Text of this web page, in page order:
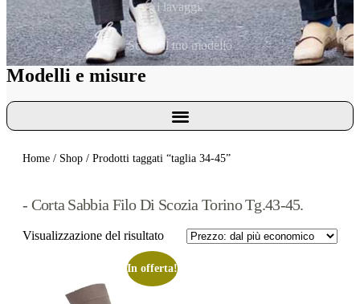
i lavaggi.
Scegli il tuo modello
Modelli e misure
Home / Shop / Prodotti taggati “taglia 34-45”
- Corta Sabbia Filo Di Scozia Torino Tg.43-45.
Visualizzazione del risultato
In offerta!